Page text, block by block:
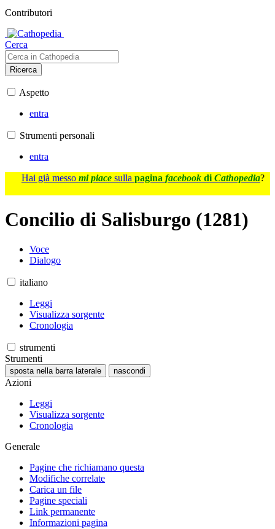
Contributori
Cerca
Ricerca
Aspetto
entra
Strumenti personali
entra
Hai già messo mi piace sulla pagina facebook di Cathopedia?
Concilio di Salisburgo (1281)
Voce
Dialogo
italiano
Leggi
Visualizza sorgente
Cronologia
strumenti
Strumenti
sposta nella barra laterale nascondi
Azioni
Leggi
Visualizza sorgente
Cronologia
Generale
Pagine che richiamano questa
Modifiche correlate
Carica un file
Pagine speciali
Link permanente
Informazioni pagina